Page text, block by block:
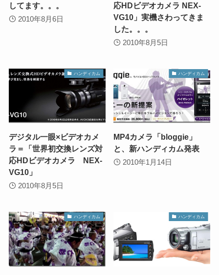
してます。。。
2010年8月6日
応HDビデオカメラ NEX-
VG10」実機さわってきま
した。。。
2010年8月5日
ハンディカム
デジタル一眼×ビデオカメ
ラ＝「世界初交換レンズ対
応HDビデオカメラ NEX-
VG10」
2010年8月5日
ハンディカム
MP4カメラ「bloggie」
と、新ハンディカム発表
2010年1月14日
ハンディカム ハンディカム